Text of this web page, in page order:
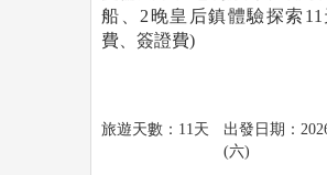
船、2晚皇后鎮體驗探索
費、簽證費)
11天
(六)